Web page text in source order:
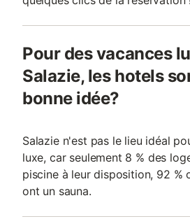
Pour des vacances
Salazie, les hotels
bonne idée?
Salazie n'est pas le lieu idéal
luxe, car seulement 8 % des
piscine à leur disposition, 92 %
ont un sauna.